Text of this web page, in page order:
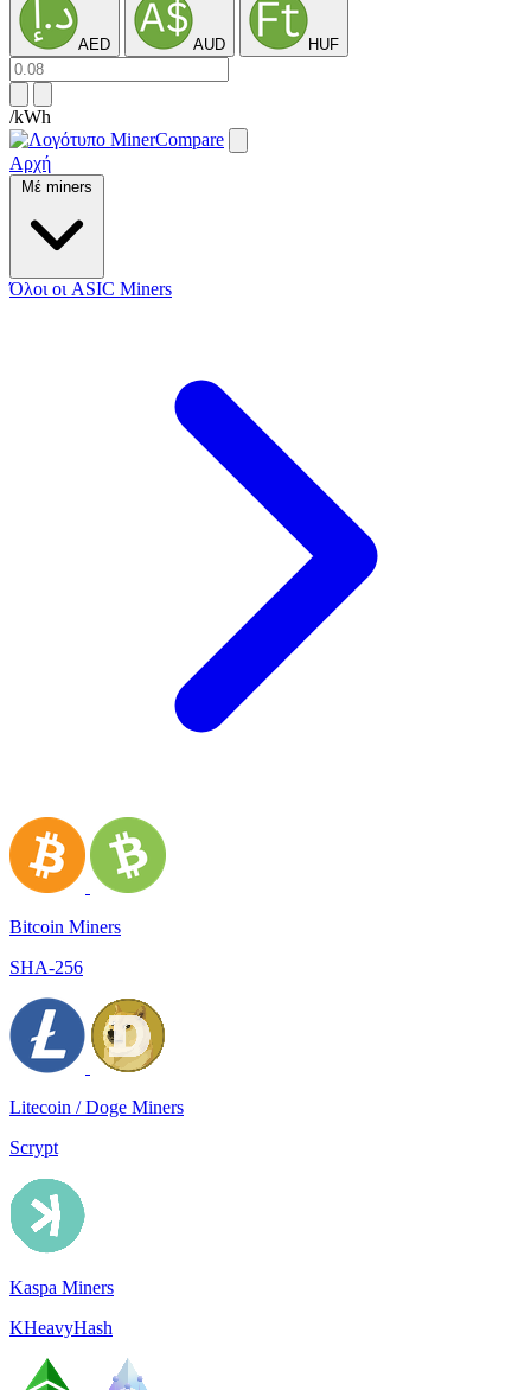
AED AUD HUF
/kWh
Αρχή
Μέ miners
Όλοι οι ASIC Miners
Bitcoin Miners
SHA-256
Litecoin / Doge Miners
Scrypt
Kaspa Miners
KHeavyHash